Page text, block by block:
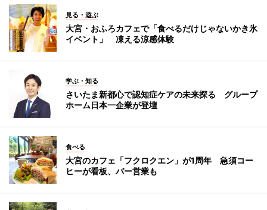
見る・遊ぶ
大宮・おふろカフェで「食べるだけじゃないかき氷
イベント」 凍える涼感体験
学ぶ・知る
さいたま新都心で認知症ケアの未来探る グループ
ホーム日本一企業が登壇
食べる
大宮のカフェ「フクロクエン」が1周年 急須コー
ヒーが看板、バー営業も